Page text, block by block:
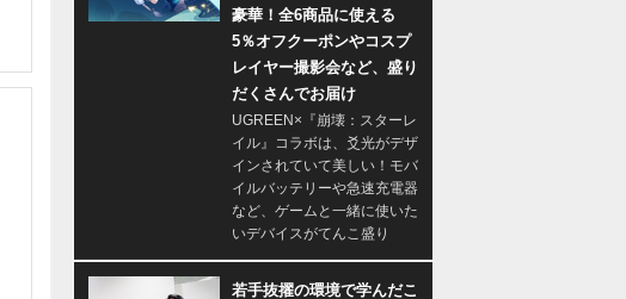
豪華！全6商品に使える
5％オフクーポンやコスプ
レイヤー撮影会など、盛り
だくさんでお届け
UGREEN×『崩壊：スターレ
イル』コラボは、爻光がデザ
インされていて美しい！モバ
イルバッテリーや急速充電器
など、ゲームと一緒に使いた
いデバイスがてんこ盛り
若手抜擢の環境で学んだこ